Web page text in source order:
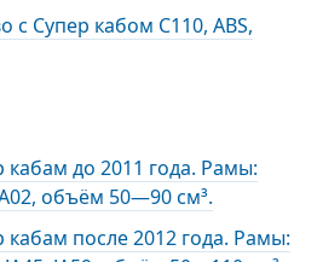
с Супер кабом С110, ABS,
кабам до 2011 года. Рамы:
объём 50—90 см³.
кабам после 2012 года. Рамы: